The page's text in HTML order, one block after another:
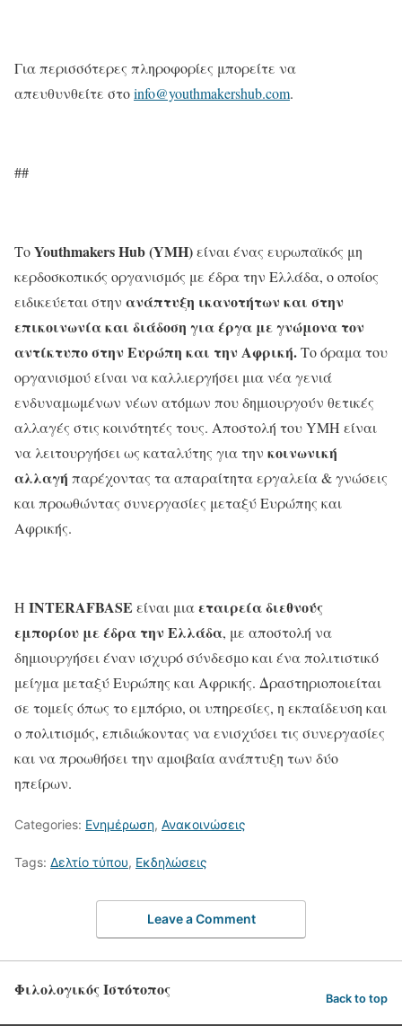
Για περισσότερες πληροφορίες μπορείτε να
απευθυνθείτε στοinfo@youthmakershub.com.
##
ΤοYouthmakers Hub (YMH)είναι ένας ευρωπαϊκός μη
κερδοσκοπικός οργανισμός με έδρα την Ελλάδα, ο οποίος
ειδικεύεται στην ανάπτυξη ικανοτήτων και στην
επικοινωνία και διάδοση για έργα με γνώμονα τον
αντίκτυπο στην Ευρώπη και την Αφρική.Το όραμα του
οργανισμού είναι να καλλιεργήσει μια νέα γενιά
ενδυναμωμένων νέων ατόμων που δημιουργούν θετικές
αλλαγές στις κοινότητές τους. Αποστολή του YMH είναι
να λειτουργήσει ως καταλύτης για την κοινωνική
αλλαγή παρέχοντας τα απαραίτητα εργαλεία & γνώσεις
και προωθώντας συνεργασίες μεταξύ Ευρώπης και
Αφρικής.
Η INTERAFBASE είναι μιαεταιρεία διεθνούς
εμπορίου με έδρα την Ελλάδα, με αποστολή να
δημιουργήσει έναν ισχυρό σύνδεσμο και ένα πολιτιστικό
μείγμα μεταξύ Ευρώπης και Αφρικής. Δραστηριοποιείται
σε τομείς όπως το εμπόριο, οι υπηρεσίες, η εκπαίδευση και
ο πολιτισμός, επιδιώκοντας να ενισχύσει τις συνεργασίες
και να προωθήσει την αμοιβαία ανάπτυξη των δύο
ηπείρων.
Categories: Ενημέρωση, Ανακοινώσεις
Tags: Δελτίο τύπου, Εκδηλώσεις
Leave a Comment
Φιλολογικός Ιστότοπος Back to top